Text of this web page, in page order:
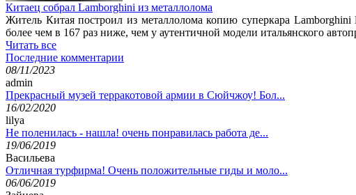
Китаец собрал Lamborghini из металлолома
Житель Китая построил из металлолома копию суперкара
более чем в 167 раз ниже, чем у аутентичной модели итальянского
Читать все
Последние комментарии
08/11/2023
admin
Прекрасный музей терракотовой армии в Сюйчжоу! Бол...
16/02/2020
lilya
Не поленилась - нашла! очень понравилась работа де...
19/06/2019
Васильева
Отличная турфирма! Очень положительные гиды и моло...
06/06/2019